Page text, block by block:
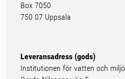
Box 7050
750 07 Uppsala
Leveransadress (gods)
Institutionen för vatten och miljö